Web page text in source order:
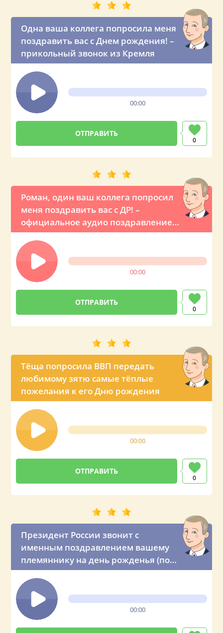
Одна ваша коллега попросила меня
поздравить вас с Днем рождения! –
прикольный звонок из Кремля
00:00
0
Роман, один ваш коллега попросил
меня поздравить вас с ДР! –
официальное аудио поздравление
из Кремля
00:00
0
Тёща попросила ВВП передать
любимому зятю самые тёплые
пожелания к его Дню рождения
00:00
0
Президент России звонит с
именным поздравлением вашему
племяннику на день рожденья (по
просьбе тёти)
00:00